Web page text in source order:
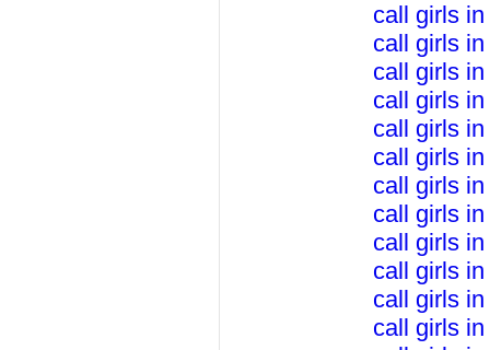
call girls
call girls
call girls
call girls
call girls
call girls
call girls
call girls
call girls
call girls
call girls
call girls